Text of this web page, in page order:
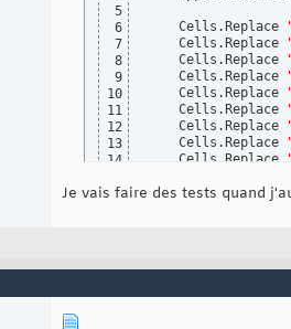
5
6
7
8
9
10
11
12
13
14
16
    Cells.Replace
    Cells.Replace
    Cells.Replace
    Cells.Replace
    Cells.Replace
    Cells.Replace
    Cells.Replace
    Cells.Replace
    Cells.Replace
    Cells.Replace
Je vais faire des tests quand